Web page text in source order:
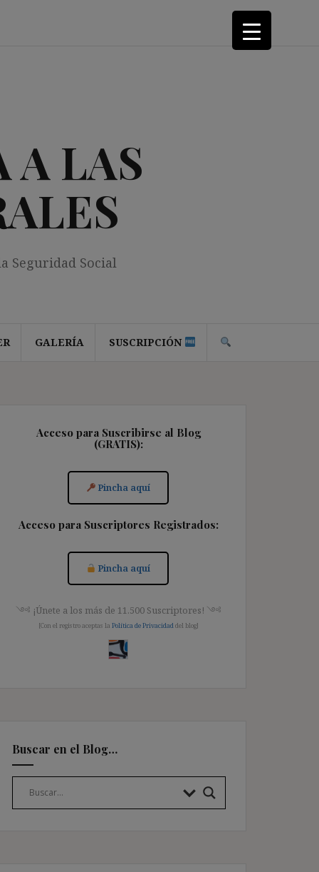
A LAS
Seguridad Social
GALERÍA SUSCRIPCIÓN
Acceso para Suscribirse al Blog
(GRATIS):
Pincha aquí
Acceso para Suscriptores Registrados:
Pincha aquí
༺ ¡Únete a los más de 11.500 Suscriptores! ༺
[Con el registro aceptas la Política de Privacidad del blog]
Buscar en el Blog…